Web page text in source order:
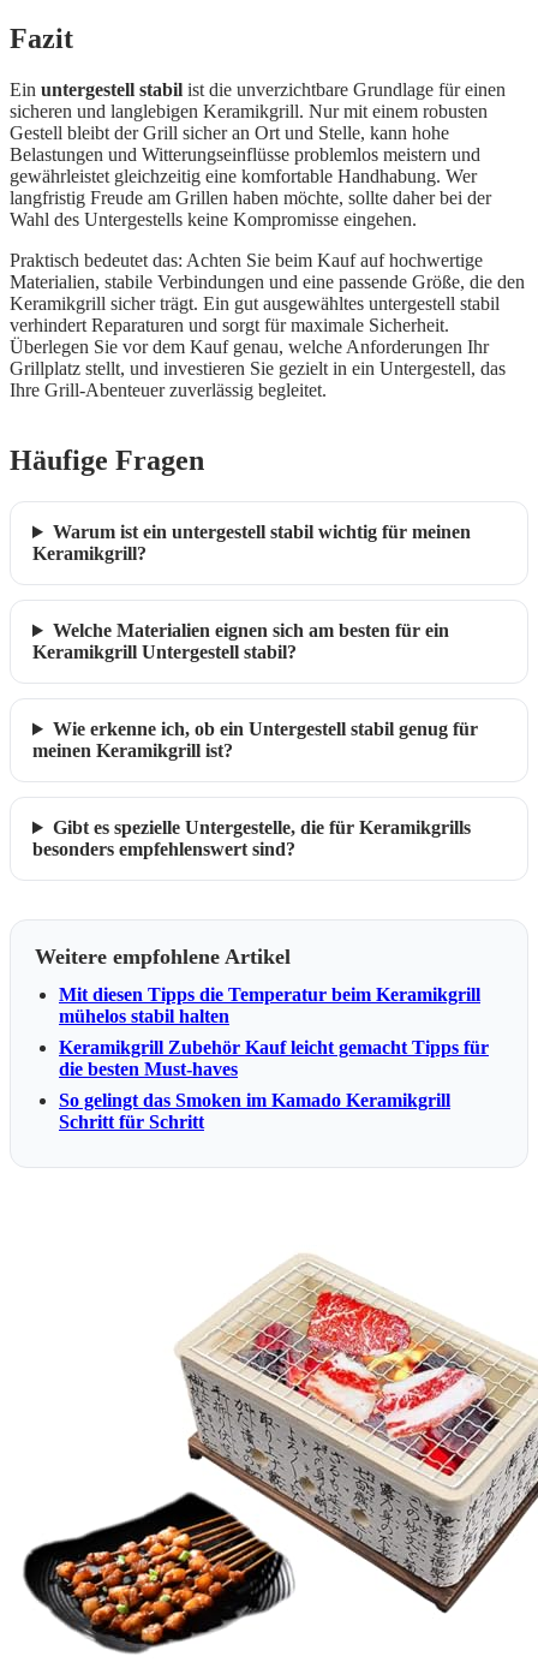
Fazit
Ein untergestell stabil ist die unverzichtbare Grundlage für einen
sicheren und langlebigen Keramikgrill. Nur mit einem robusten
Gestell bleibt der Grill sicher an Ort und Stelle, kann hohe
Belastungen und Witterungseinflüsse problemlos meistern und
gewährleistet gleichzeitig eine komfortable Handhabung. Wer
langfristig Freude am Grillen haben möchte, sollte daher bei der
Wahl des Untergestells keine Kompromisse eingehen.
Praktisch bedeutet das: Achten Sie beim Kauf auf hochwertige
Materialien, stabile Verbindungen und eine passende Größe, die den
Keramikgrill sicher trägt. Ein gut ausgewähltes untergestell stabil
verhindert Reparaturen und sorgt für maximale Sicherheit.
Überlegen Sie vor dem Kauf genau, welche Anforderungen Ihr
Grillplatz stellt, und investieren Sie gezielt in ein Untergestell, das
Ihre Grill-Abenteuer zuverlässig begleitet.
Häufige Fragen
Warum ist ein untergestell stabil wichtig für meinen
Keramikgrill?
Welche Materialien eignen sich am besten für ein
Keramikgrill Untergestell stabil?
Wie erkenne ich, ob ein Untergestell stabil genug für
meinen Keramikgrill ist?
Gibt es spezielle Untergestelle, die für Keramikgrills
besonders empfehlenswert sind?
Weitere empfohlene Artikel
Mit diesen Tipps die Temperatur beim Keramikgrill
mühelos stabil halten
Keramikgrill Zubehör Kauf leicht gemacht Tipps für
die besten Must-haves
So gelingt das Smoken im Kamado Keramikgrill
Schritt für Schritt